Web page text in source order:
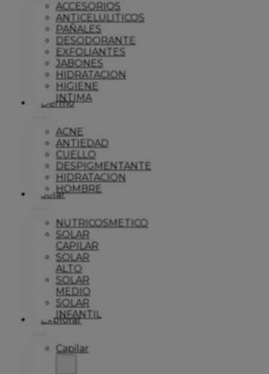
ACCESORIOS
ANTICELULITICOS
PAÑALES
DESODORANTE
EXFOLIANTES
JABONES
HIDRATACION
HIGIENE
INTIMA
Dermo
ACNE
ANTIEDAD
CUELLO
DESPIGMENTANTE
HIDRATACION
HOMBRE
Solar
NUTRICOSMETICO
SOLAR
CAPILAR
SOLAR
ALTO
SOLAR
MEDIO
SOLAR
INFANTIL
Explorar
Capilar